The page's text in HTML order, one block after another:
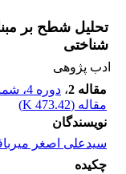
تحلیل شطح بر
شناختی
ادب پژوهی
مقاله 2
، دوره 4، شماره 13
مقاله (473.42 K
)
نویسندگان
سیدعلی اصغر
چکیده